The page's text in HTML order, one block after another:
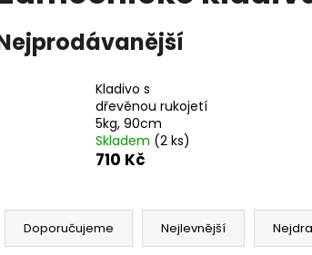
Kladivo s
dřevěnou rukojetí
5kg, 90cm
Skladem (2 ks)
710 Kč
Ř
Doporučujeme Nejlevnější
Doporučujeme